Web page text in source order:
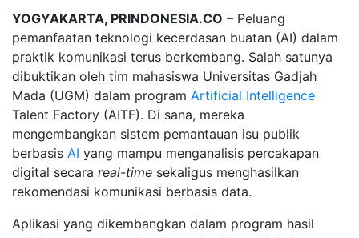
YOGYAKARTA, PRINDONESIA.CO – Peluang
pemanfaatan teknologi kecerdasan buatan (AI) dalam
praktik komunikasi terus berkembang. Salah satunya
dibuktikan oleh tim mahasiswa Universitas Gadjah
Mada (UGM) dalam program Artificial Intelligence
Talent Factory (AITF). Di sana, mereka
mengembangkan sistem pemantauan isu publik
berbasis AI yang mampu menganalisis percakapan
digital secara real-time sekaligus menghasilkan
rekomendasi komunikasi berbasis data.
Aplikasi yang dikembangkan dalam program hasil